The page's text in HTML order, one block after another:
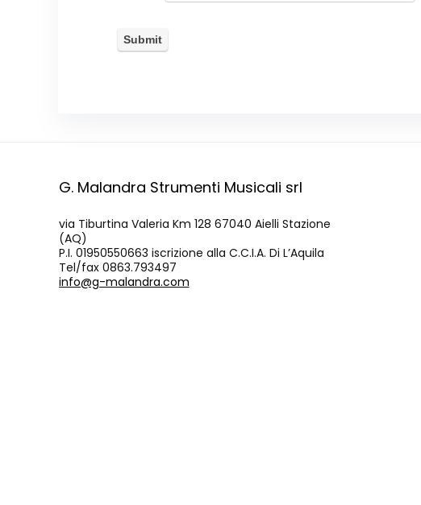
G. Malandra Strumenti Musicali srl
via Tiburtina Valeria Km 128 67040 Aielli Stazione
(AQ)
P.I. 01950550663 iscrizione alla C.C.I.A. Di L’Aquila
Tel/fax 0863.793497
info@g-malandra.com